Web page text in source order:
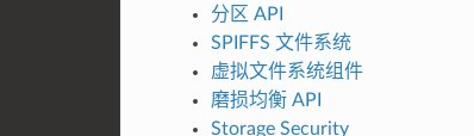
分区 API
SPIFFS 文件系统
虚拟文件系统组件
磨损均衡 API
Storage Security